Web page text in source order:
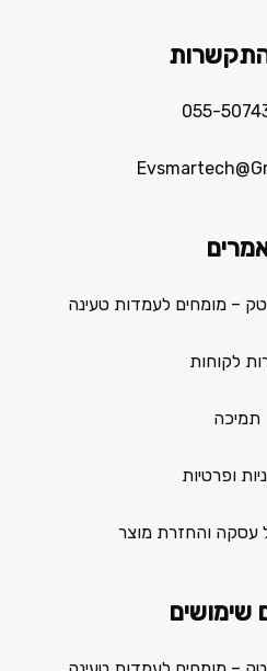
055-
– מומחים לעמדות טעינה
לקוחות
תמיכה
ופרטיות
עסקה והחזרת מוצר
שימושים